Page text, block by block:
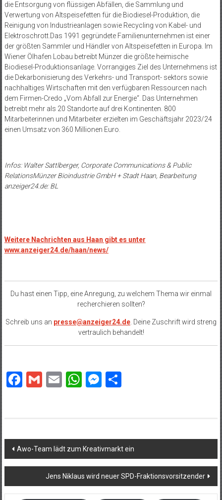
die Entsorgung von flüssigen Abfällen, die Sammlung und
Verwertung von Altspeisefetten für die Biodiesel-Produktion, die
Reinigung von Industrieanlagen sowie Recycling von Kabel- und
Elektroschrott.Das 1991 gegründete Familienunternehmen ist einer
der größten Sammler und Händler von Altspeisefetten in Europa. Im
Wiener Ölhafen Lobau betreibt Münzer die größte heimische
Biodiesel-Produktionsanlage. Vorrangiges Ziel des Unternehmens ist
die Dekarbonisierung des Verkehrs- und Transport- sektors sowie
nachhaltiges Wirtschaften mit den verfügbaren Ressourcen nach
dem Firmen-Credo „Vom Abfall zur Energie“. Das Unternehmen
betreibt mehr als 20 Standorte auf drei Kontinenten. 800
Mitarbeiterinnen und Mitarbeiter erzielten im Geschäftsjahr 2023/24
einen Umsatz von 360 Millionen Euro.
Infos: Walter Sattlberger, Corporate Communications & Public
RelationsMünzer Bioindustrie GmbH + Stadt Haan, Bearbeitung
anzeiger24.de: BL
Weitere Nachrichten aus Haan gibt es unter
www.anzeiger24.de/haan/news/
Du hast einen Tipp, eine Anregung, zu welchem Thema wir einmal
recherchieren sollten?
Schreib uns an presse@anzeiger24.de . Deine Zuschrift wird streng
vertraulich behandelt!
Facebook
Gmail
EmailWhatsApp
Messenger
Teilen
Beitragsnavigation
Awo-Team lädt zum Kreativmarkt ein
Jens Niklaus wird neuer SPD-Fraktionsvorsitzender